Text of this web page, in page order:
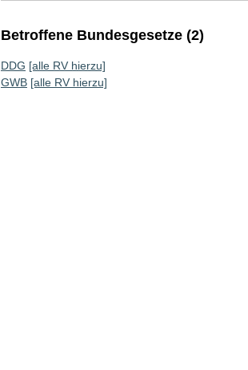
Betroffene Bundesgesetze (2)
DDG [alle RV hierzu]
GWB [alle RV hierzu]